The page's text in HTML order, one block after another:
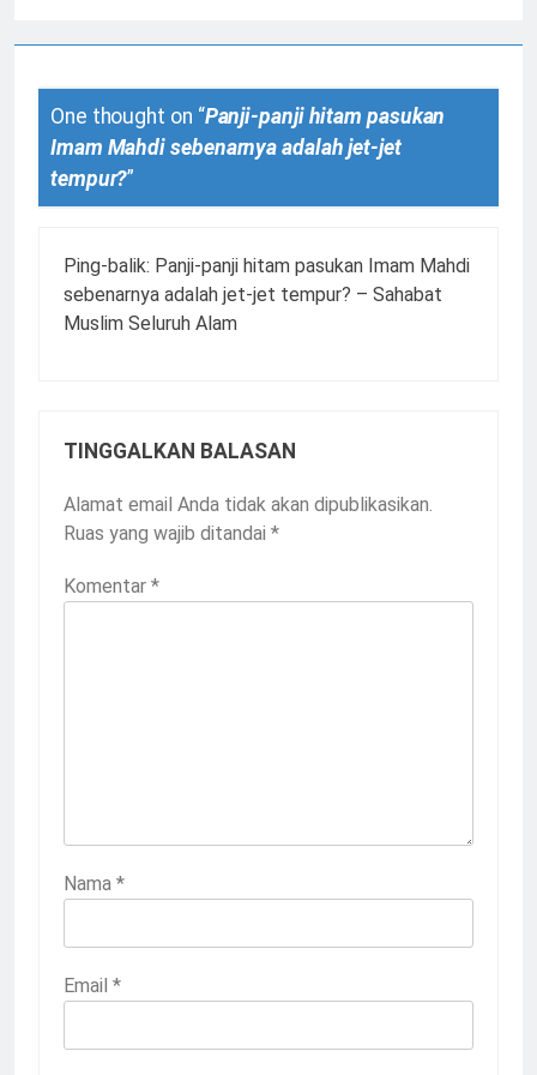
One thought on “Panji-panji hitam pasukan
Imam Mahdi sebenarnya adalah jet-jet
tempur?”
Ping-balik: Panji-panji hitam pasukan Imam Mahdi
sebenarnya adalah jet-jet tempur? – Sahabat
Muslim Seluruh Alam
TINGGALKAN BALASAN
Alamat email Anda tidak akan dipublikasikan.
Ruas yang wajib ditandai *
Komentar *
Nama *
Email *